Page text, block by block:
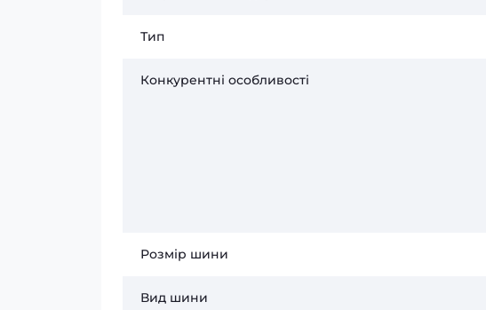
Тип
Конкурентні особливості
Розмір шини
Вид шини